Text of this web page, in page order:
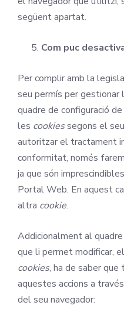
següent apartat.
Com puc
Per complir amb la
seu permís per gestionar
quadre de configuració de
les cookiessegons el
autoritzar el tractament
conformitat, només
ja que són
Portal Web. En aquest
altra cookie.
Addicionalment al
que li permet modificar,
cookies, ha de saber
aquestes accions a
del seu navegador: